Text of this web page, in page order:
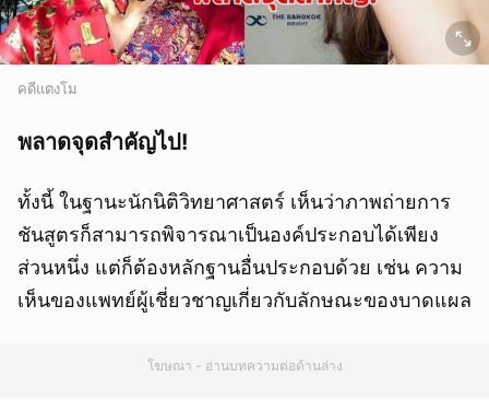
คดีแตงโม
พลาดจุดสำคัญไป!
ทั้งนี้ ในฐานะนักนิติวิทยาศาสตร์ เห็นว่าภาพถ่ายการ
ชันสูตรก็สามารถพิจารณาเป็นองค์ประกอบได้เพียง
ส่วนหนึ่ง แต่ก็ต้องหลักฐานอื่นประกอบด้วย เช่น ความ
เห็นของแพทย์ผู้เชี่ยวชาญเกี่ยวกับลักษณะของบาดแผล
โฆษณา - อ่านบทความต่อด้านล่าง